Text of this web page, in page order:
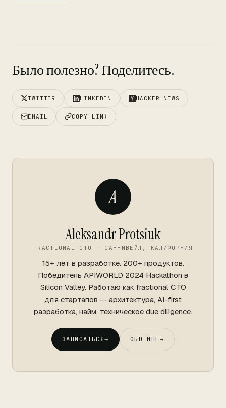
Было полезно? Поделитесь.
TWITTER LINKEDIN HACKER NEWS
EMAIL COPY LINK
A
Aleksandr Protsiuk
FRACTIONAL CTO - САННИВЕЙЛ, КАЛИФОРНИЯ
15+ лет в разработке. 200+ продуктов.
Победитель APIWORLD 2024 Hackathon в
Silicon Valley. Работаю как fractional CTO
для стартапов -- архитектура, AI-first
разработка, найм, техническое due diligence.
ЗАПИСАТЬСЯ→ ОБО МНЕ→